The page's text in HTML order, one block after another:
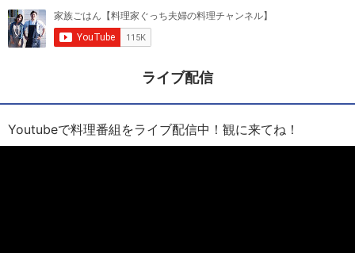
ライブ配信
Youtubeで料理番組をライブ配信中！観に来てね！